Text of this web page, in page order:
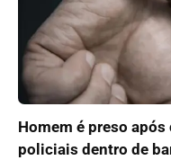
Homem é preso
policiais dentro de